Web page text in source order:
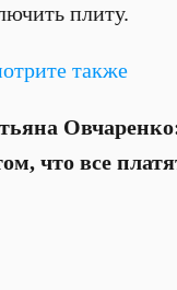
плиту.
также
что все